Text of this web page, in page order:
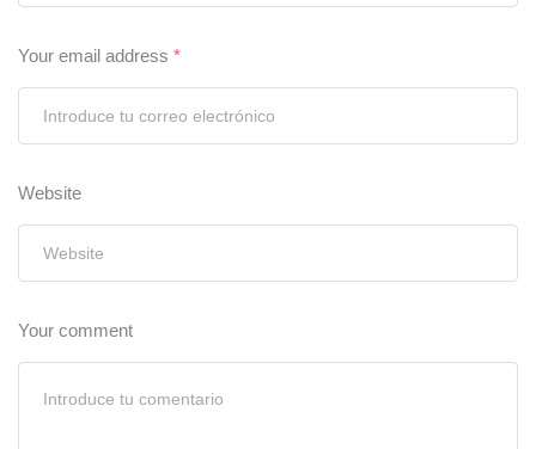
Your email address *
Website
Your comment